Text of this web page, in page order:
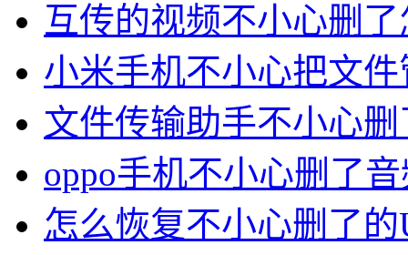
互传的视频不小心删
小米手机不小心把文
文件传输助手不小心
oppo手机不小心删了
怎么恢复不小心删了